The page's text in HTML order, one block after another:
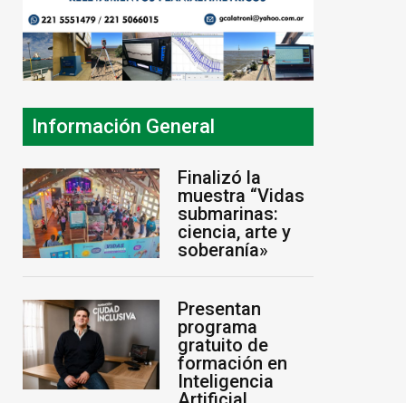
Información General
Finalizó la
muestra “Vidas
submarinas:
ciencia, arte y
soberanía»
Presentan
programa
gratuito de
formación en
Inteligencia